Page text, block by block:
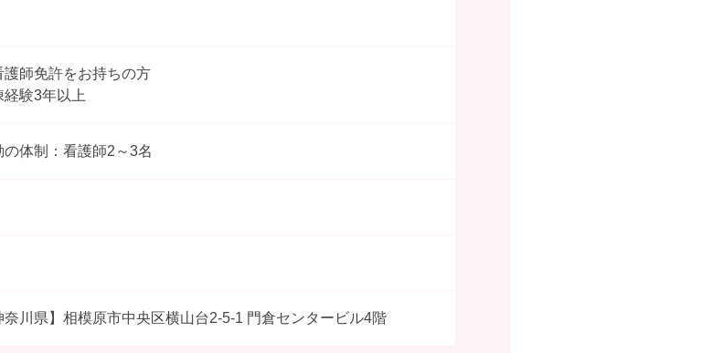
護師免許をお持ちの方
経験3年以上
の体制：看護師2～3名
奈川県】相模原市中央区横山台2-5-1 門倉センタービル4階